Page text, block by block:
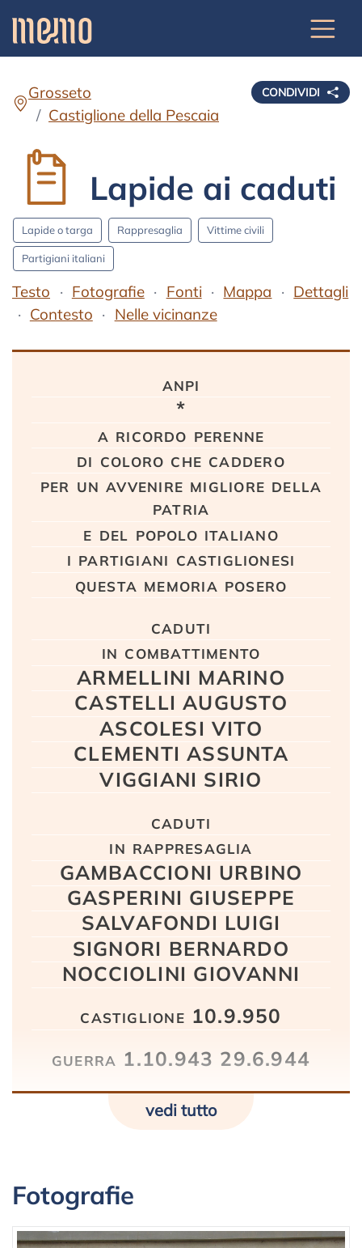
CONDIVIDI
Grosseto
Castiglione della Pescaia
Lapide ai caduti
Lapide o targa Rappresaglia Vittime civili
Partigiani italiani
Testo Fotografie Fonti Mappa
Dettagli
Contesto
Nelle vicinanze
anpi
*
a ricordo perenne
di coloro che caddero
per un avvenire migliore della
patria
e del popolo italiano
i partigiani castiglionesi
questa memoria posero
caduti
in combattimento
ARMELLINI MARINO
CASTELLI AUGUSTO
ASCOLESI VITO
CLEMENTI ASSUNTA
VIGGIANI SIRIO
caduti
in rappresaglia
GAMBACCIONI URBINO
GASPERINI GIUSEPPE
SALVAFONDI LUIGI
SIGNORI BERNARDO
NOCCIOLINI GIOVANNI
castiglione 10.9.950
guerra 1.10.943 29.6.944
vedi tutto
Fotografie